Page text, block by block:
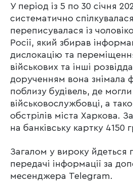
У період із 5 по 30 січня
систематично
переписувалася із
Росії, який збирав
дислокацію та
військових та інші
дорученням вона знімала
поблизу будівель, де
військовослужбовці, а
обстрілів міста Харкова.
на банківську картку 4150
Загалом у вироку йдеться
передачі інформації за
месенджера Telegram.